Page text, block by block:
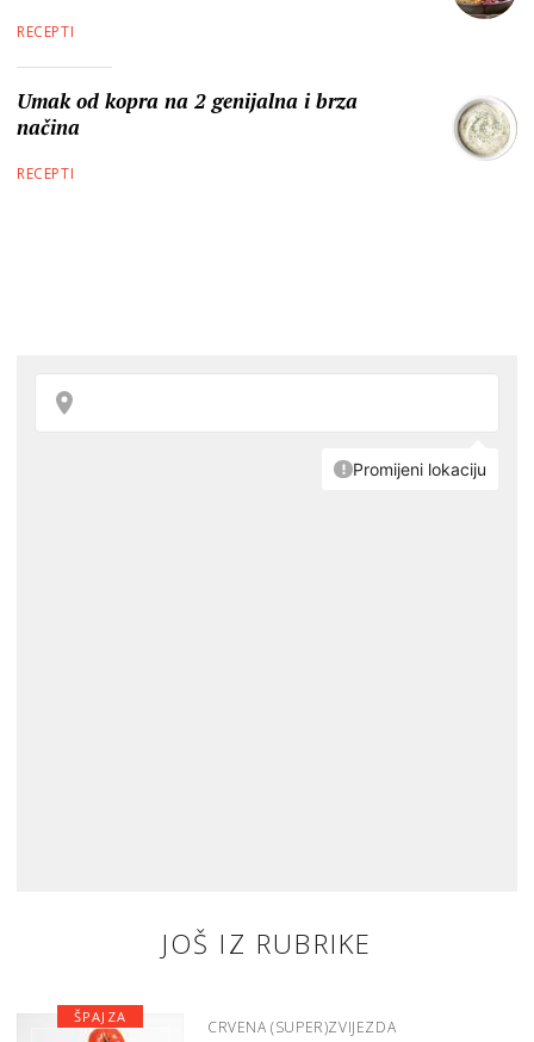
RECEPTI
Umak od kopra na 2 genijalna i brza
načina
RECEPTI
JOŠ IZ RUBRIKE
CRVENA (SUPER)ZVIJEZDA
ŠPAJZA